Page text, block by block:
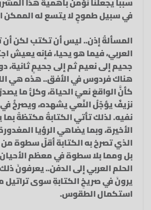
في سبيل طموحٍ لا يتسع له الممكن
المسألةُ إذن.. ليس أن تكتب لكن أن
العربي، فيما هو يحيا، فإنه يعيش
جحيم إلى نعيم ثم إلى جحيمٍ ثانية،
هناك فردوس في الأفق.. هذه هي
كأنَّ الواقعَ نعيُ الحياة، وكلُّ ما
نزيفٌ يؤجّلُ النّعي يشهده، ويصرخُ في
نفيه. لذلك تأتي الكتابةُ مكتظةً بما
الأخيرة، وبما يضاهي الرؤيا
الذي تصرخ به الكتابة أقلّ سطوة من
بل ومما بلا سطوة في معظم
الحلم العربي إلى الدفن.. يعرفونَ
يرونَ في صريخِ الكتابةِ سوى
استكمال الطقوس.